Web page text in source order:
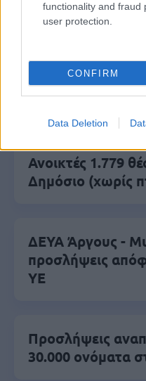
functionality and fraud
user protection.
CONFIRM
Data Deletion
Δημοφιλείς
Κατώτατος
αύξηση στα
Ανοικτές 1.779
Δημόσιο (χωρίς
ΔΕΥΑ Άργους -
προσλήψεις
ΥΕ
Προσλήψεις
30.000 ονόματα